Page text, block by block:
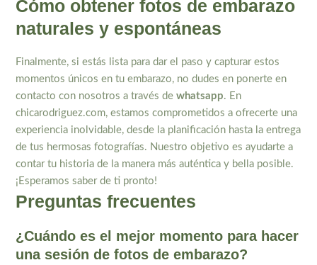
Cómo obtener fotos de embarazo
naturales y espontáneas
Finalmente, si estás lista para dar el paso y capturar estos
momentos únicos en tu embarazo, no dudes en ponerte en
contacto con nosotros a través dewhatsapp. En
chicarodriguez.com, estamos comprometidos a ofrecerte una
experiencia inolvidable, desde la planificación hasta la entrega
de tus hermosas fotografías. Nuestro objetivo es ayudarte a
contar tu historia de la manera más auténtica y bella posible.
¡Esperamos saber de ti pronto!
Preguntas frecuentes
¿Cuándo es el mejor momento para hacer
una sesión de fotos de embarazo?